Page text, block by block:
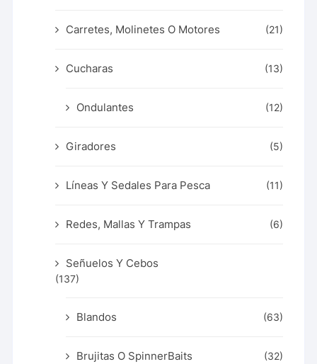
Carretes, Molinetes O Motores (21)
Cucharas (13)
Ondulantes (12)
Giradores (5)
Líneas Y Sedales Para Pesca (11)
Redes, Mallas Y Trampas (6)
Señuelos Y Cebos
(137)
Blandos (63)
Brujitas O SpinnerBaits (32)